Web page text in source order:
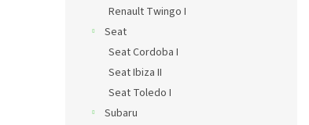
Renault Twingo I
Seat
Seat Cordoba I
Seat Ibiza II
Seat Toledo I
Subaru